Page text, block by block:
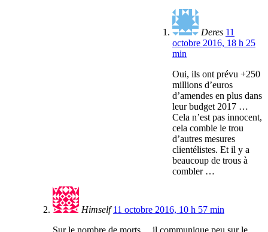
Deres 11
octobre 2016, 18 h 25
min
Oui, ils ont prévu +250
millions d’euros
d’amendes en plus dans
leur budget 2017 …
Cela n’est pas innocent,
cela comble le trou
d’autres mesures
clientélistes. Et il y a
beaucoup de trous à
combler …
Himself 11 octobre 2016, 10 h 57 min